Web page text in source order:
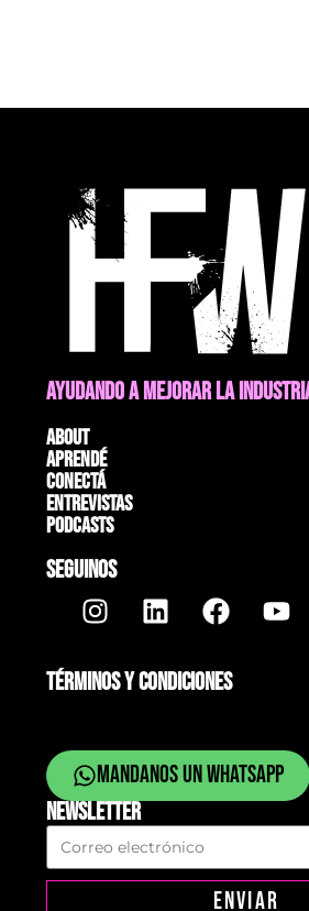
AYUDANDO A MEJORAR LA
About
Aprendé
Conectá
Entrevistas
Podcasts
SEGUINOS
TÉRMINOS Y CONDICIONES
Mandanos un whatsapp
NEWSLETTER
ENVIAR